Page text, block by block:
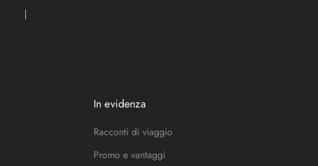
In evidenza
Racconti di viaggio
Promo e vantaggi